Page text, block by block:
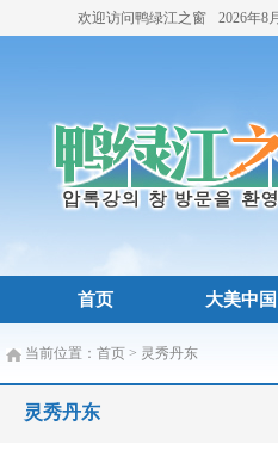
欢迎访问鸭绿江之窗 2026年8
首页 大美中国
当前位置： 首页 > 灵秀丹东
灵秀丹东